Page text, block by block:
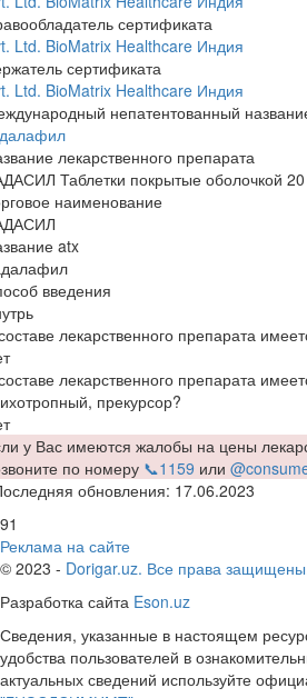
сертификата
Ltd. BioMatrix Healthcare Индия
сертификата
Ltd. BioMatrix Healthcare Индия
непатентованный
лекарственного препарата
Таблетки покрытые оболочкой
наименование
atx
введения
лекарственного препарата
лекарственного препарата
прекурсор?
у Вас имеются жалобы на цены
по номеру 📞1159 или
обновления: 17.06.2023
91
Реклама на сайте
© 2023 - Dorigar.uz. Все права
Разработка сайта Eson.uz
Сведения, указанные в настоящем
удобства пользователей в
актуальных сведений используйте